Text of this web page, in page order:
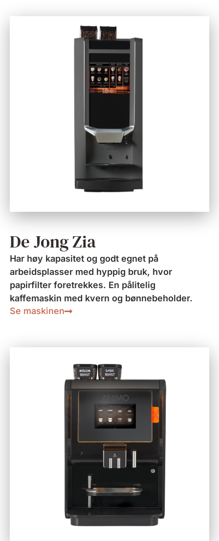
De Jong Zia
Har høy kapasitet og godt egnet på
arbeidsplasser med hyppig bruk, hvor
papirfilter foretrekkes. En pålitelig
kaffemaskin med kvern og bønnebeholder.
Se maskinen